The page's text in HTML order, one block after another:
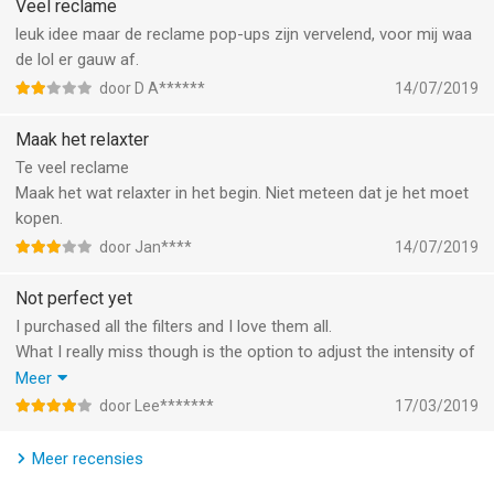
- Color Lights-collectie
Geef je foto's een sensationele twist met deze lichtbuigende
effecten. Collectie omvat: 200 verschillende
kleurenlekkeneffecten, 12 korrelige texturen en 55
- Bokeh-collectie
Maak geweldige bokeh-foto's door meer dan 2000 variaties van
bokeh-effecten toe te passen om uw foto's naar het volgende
niveau te nemen. Collectie omvat: 240 verschillende bokeh-
- Rainbow Collection
Collectie omvat: 180 verschillende regenboogeffecten, 15
korrelige texturen en 45 stofeffecten.
Laat je foto's echt gloeien door de klassieke Hollywood-sfeer
Veel reclame
leuk idee maar de reclame pop-ups zijn vervelend, voor mij waa
de lol er gauw af.
door D A****** 14/07/2019
Maak het relaxter
Te veel reclame
Maak het wat relaxter in het begin. Niet meteen dat je het moet
kopen.
door Jan**** 14/07/2019
Not perfect yet
I purchased all the filters and I love them all.
What I really miss though is the option to adjust the intensity of
the filter. Sometimes the filters are just a bit too intense.
That’s my only suggestion.
Meer
door Lee******* 17/03/2019
Meer recensies